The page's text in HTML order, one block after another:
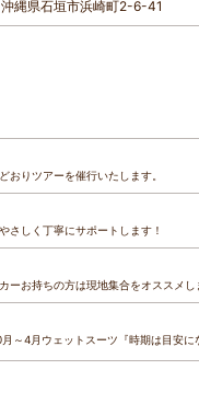
縄県石垣市浜崎町2-6-41
おりツアーを催行いたします。
さしく丁寧にサポートします！
ーお持ちの方は現地集合をオススメし
月～4月ウェットスーツ『時期は目安